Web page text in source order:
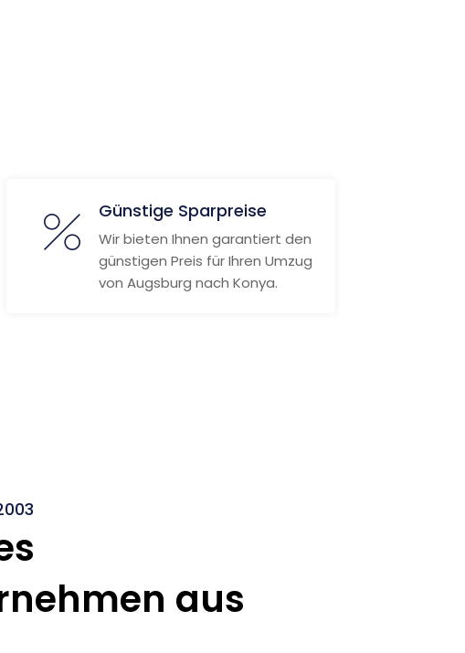
Günstige Sparpreise
Wir bieten Ihnen garantiert den
günstigen Preis für Ihren Umzug
von Augsburg nach Konya.
aus